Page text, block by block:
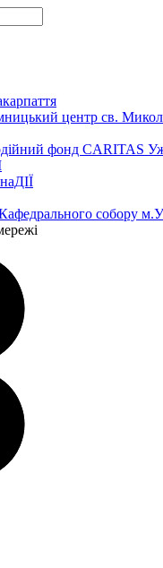
центр св.
фонд CARITAS
собору